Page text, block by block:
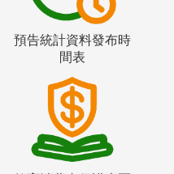
預告統計資料發布時
間表